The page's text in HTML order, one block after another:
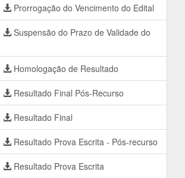
Prorrogação do Vencimento do Edital
Suspensão do Prazo de Validade do
Homologação de Resultado
Resultado Final Pós-Recurso
Resultado Final
Resultado Prova Escrita - Pós-recurso
Resultado Prova Escrita